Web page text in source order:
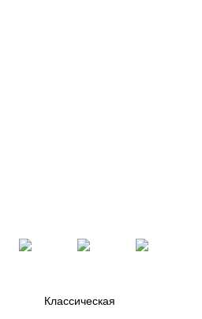
Классическая